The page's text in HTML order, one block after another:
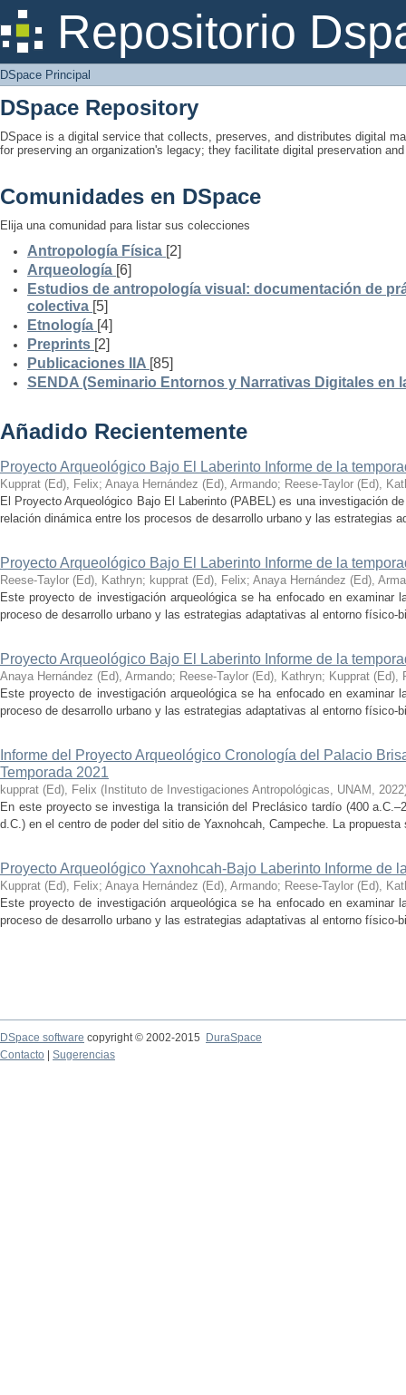
Repositorio
DSpace Principal
DSpace Principal
DSpace Repository
DSpace is a digital service that collects, preserves, and distributes digital
for preserving an organization's legacy; they facilitate digital preservation
Comunidades en DSpace
Elija una comunidad para listar sus colecciones
Antropología Física [2]
Arqueología [6]
Estudios de antropología visual: documentación de
colectiva [5]
Etnología [4]
Preprints [2]
Publicaciones IIA [85]
SENDA (Seminario Entornos y Narrativas Digitales en
Añadido Recientemente
Proyecto Arqueológico Bajo El Laberinto Informe de la
Kupprat (Ed), Felix; Anaya Hernández (Ed), Armando; Reese-Taylor (Ed),
El Proyecto Arqueológico Bajo El Laberinto (PABEL) es una investigación
relación dinámica entre los procesos de desarrollo urbano y las estrategias
Proyecto Arqueológico Bajo El Laberinto Informe de la
Reese-Taylor (Ed), Kathryn; kupprat (Ed), Felix; Anaya Hernández (Ed),
Este proyecto de investigación arqueológica se ha enfocado en examinar
proceso de desarrollo urbano y las estrategias adaptativas al entorno físico-
Proyecto Arqueológico Bajo El Laberinto Informe de la
Anaya Hernández (Ed), Armando; Reese-Taylor (Ed), Kathryn; Kupprat (Ed),
Este proyecto de investigación arqueológica se ha enfocado en examinar
proceso de desarrollo urbano y las estrategias adaptativas al entorno físico-
Informe del Proyecto Arqueológico Cronología del Palacio
Temporada 2021
kupprat (Ed), Felix ( Instituto de Investigaciones Antropológicas, UNAM , 2022
En este proyecto se investiga la transición del Preclásico tardío (400
d.C.) en el centro de poder del sitio de Yaxnohcah, Campeche. La
Proyecto Arqueológico Yaxnohcah-Bajo Laberinto Informe de
Kupprat (Ed), Felix; Anaya Hernández (Ed), Armando; Reese-Taylor (Ed),
Este proyecto de investigación arqueológica se ha enfocado en examinar
proceso de desarrollo urbano y las estrategias adaptativas al entorno físico-
DSpace software copyright © 2002-2015
DuraSpace
Contacto
Sugerencias